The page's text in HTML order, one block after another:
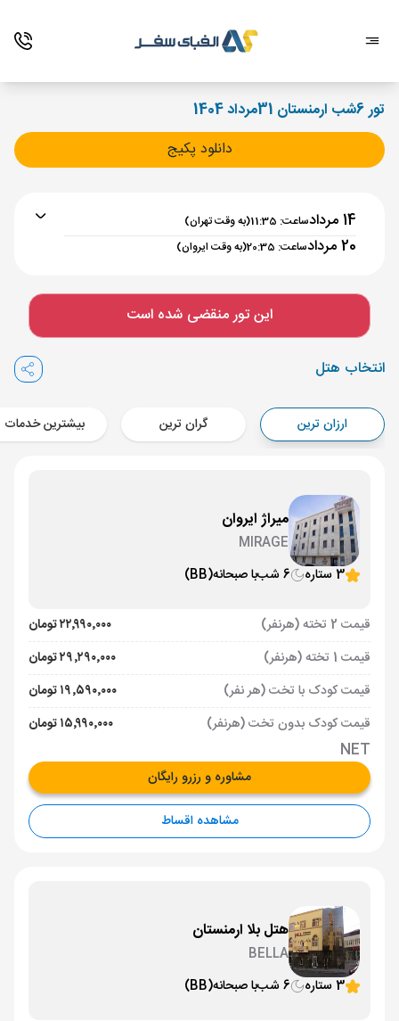
تور 6شب ارمنستان 31مرداد 1404
دانلود پکیج
14 مرداد ساعت: 11:35 (به وقت تهران)
20 مرداد ساعت: 20:35 (به وقت ایروان)
تهران , فرودگاه بین‌المللی امام خمینی IKA
مدت پرواز :
ایروان ,
Aircraft - کاسپین (Economy)
برنامه برگشت :20 مرداد ساعت: 20:35
مدت پرواز :02:00
تهران , فرودگاه بین‌المللی امام خمینی IKA
Aircraft - کاسپین (Economy)
این تور منقضی شده است
انتخاب هتل
ارزان ترین گران ترین بیشترین خدمات
میراژ ایروان
MIRAGE
3 ستاره
6 شب با صبحانه(BB)
قیمت 2 تخته (هرنفر)
۲۲٬۹۹۰٬۰۰۰ تومان
قیمت 1 تخته (هرنفر)
۲۹٬۲۹۰٬۰۰۰ تومان
قیمت کودک با تخت (هر نفر)
۱۹٬۵۹۰٬۰۰۰ تومان
قیمت کودک بدون تخت (هرنفر)
۱۵٬۹۹۰٬۰۰۰ تومان
NET
مشاوره و رزرو رایگان
مشاهده اقساط
هتل بلا ارمنستان
BELLA
3 ستاره
6 شب با صبحانه(BB)